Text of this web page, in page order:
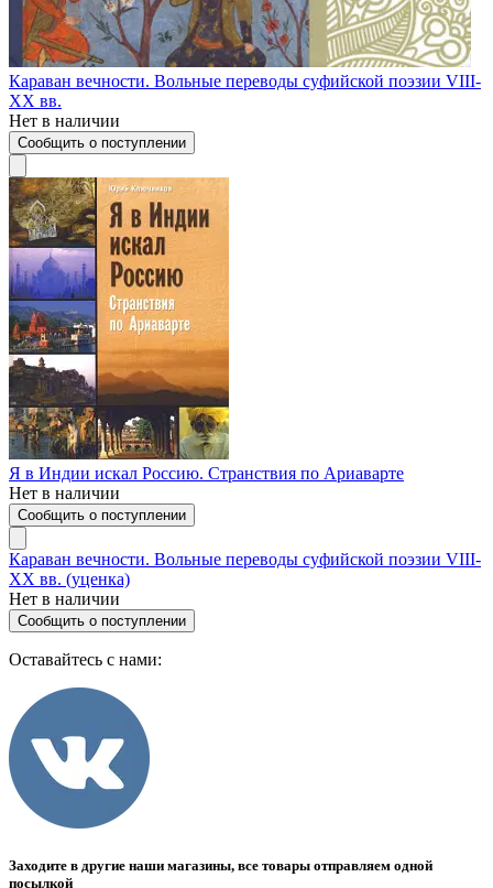
Караван вечности. Вольные переводы суфийской поэзии VIII-
XX вв.
Нет в наличии
Сообщить о поступлении
Я в Индии искал Россию. Странствия по Ариаварте
Нет в наличии
Сообщить о поступлении
Караван вечности. Вольные переводы суфийской поэзии VIII-
XX вв. (уценка)
Нет в наличии
Сообщить о поступлении
Оставайтесь с нами:
Заходите в другие наши магазины, все товары отправляем одной
посылкой